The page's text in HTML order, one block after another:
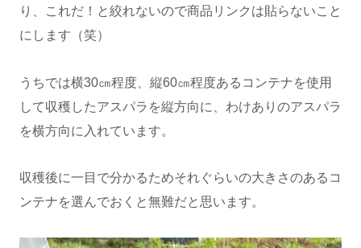
り、これだ！と絞れないので商品リンクは貼らないこと
にします（笑）
うちでは横30㎝程度、縦60㎝程度あるコンテナを使用
して収穫したアスパラを縦方向に、わけありのアスパラ
を横方向に入れています。
収穫後に一目で分かるためそれぐらいの大きさのあるコ
ンテナを選んでおくと無難だと思います。